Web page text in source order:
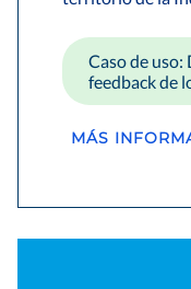
Caso de uso:
feedback de
MÁS